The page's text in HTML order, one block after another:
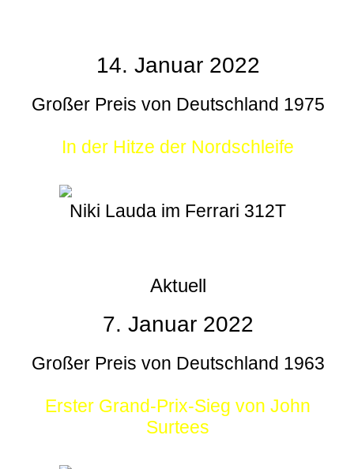
14. Januar 2022
Großer Preis von Deutschland 1975
In der Hitze der Nordschleife
Niki Lauda im Ferrari 312T
Aktuell
7. Januar 2022
Großer Preis von Deutschland 1963
Erster Grand-Prix-Sieg von John
Surtees